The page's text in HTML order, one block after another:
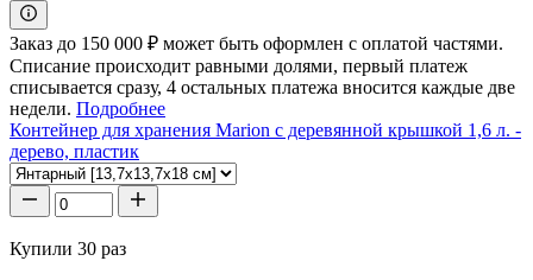
Заказ до 150 000 ₽ может быть оформлен с оплатой частями.
Списание происходит равными долями, первый платеж
списывается сразу, 4 остальных платежа вносится каждые две
недели. Подробнее
Контейнер для хранения Marion с деревянной крышкой 1,6 л. -
дерево, пластик
Купили 30 раз